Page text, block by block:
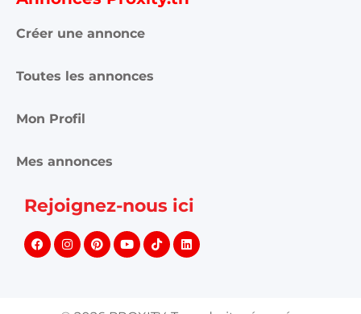
Créer une annonce
Toutes les annonces
Mon Profil
Mes annonces
Rejoignez-nous ici